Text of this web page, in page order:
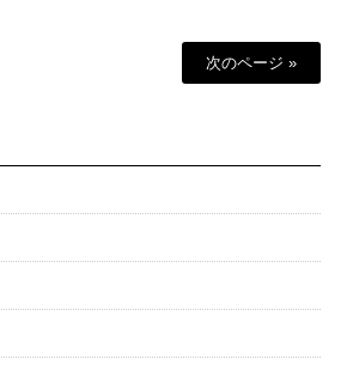
次のページ »